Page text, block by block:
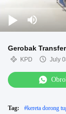
Gerobak
KPD July
Tag: #kereta dorong